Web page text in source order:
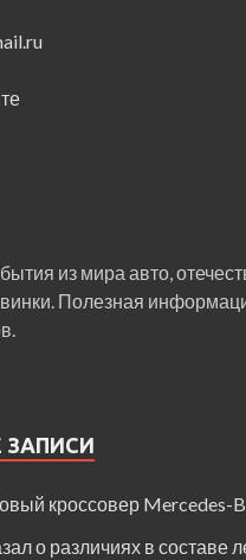
из мира авто,
Полезная
ЗАПИСИ
кроссовер Mercedes-
о различиях в составе